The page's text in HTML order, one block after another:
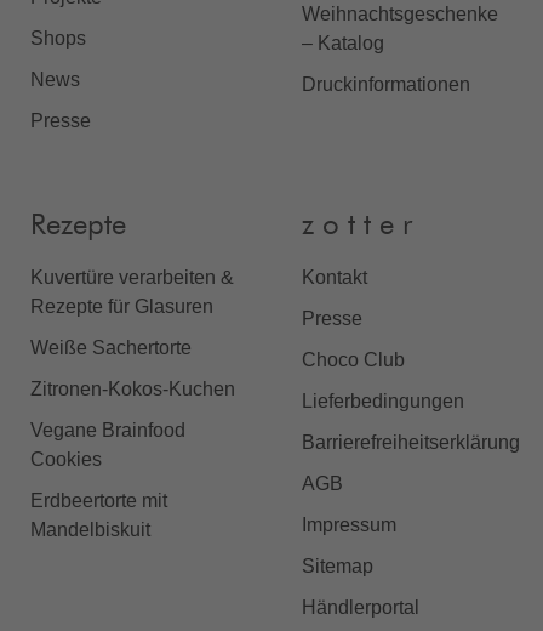
Shops
News
Presse
Weihnachtsgeschenke
– Katalog
Druckinformationen
Rezepte
Kuvertüre verarbeiten &
Rezepte für Glasuren
Weiße Sachertorte
Zitronen-Kokos-Kuchen
Vegane Brainfood
Cookies
Erdbeertorte mit
Mandelbiskuit
z o t t e r
Kontakt
Presse
Choco Club
Lieferbedingungen
Barrierefreiheitserklärung
AGB
Impressum
Sitemap
Händlerportal